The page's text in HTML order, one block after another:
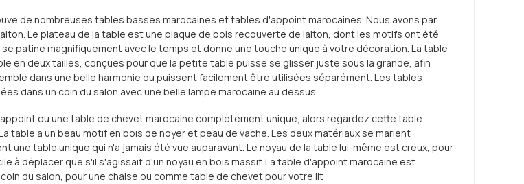
de nombreuses tables basses marocaines et tables d'appoint marocaines. Nous avons par
Le plateau de la table est une plaque de bois recouverte de laiton, dont les motifs ont été
se patine magnifiquement avec le temps et donne une touche unique à votre décoration. La table
en deux tailles, conçues pour que la petite table puisse se glisser juste sous la grande, afin
dans une belle harmonie ou puissent facilement être utilisées séparément. Les tables
dans un coin du salon avec une belle lampe marocaine au dessus.
ou une table de chevet marocaine complètement unique, alors regardez cette table
table a un beau motif en bois de noyer et peau de vache. Les deux matériaux se marient
une table unique qui n'a jamais été vue auparavant. Le noyau de la table lui-même est creux, pour
à déplacer que s'il s'agissait d'un noyau en bois massif. La table d'appoint marocaine est
du salon, pour une chaise ou comme table de chevet pour votre lit